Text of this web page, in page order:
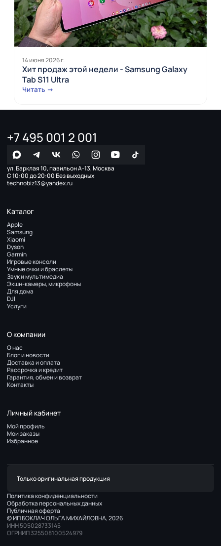
14 июня 2026 г.
Хит продаж этой недели - Samsung Galaxy
Tab S11 Ultra
Читать →
+7 495 001 2 001
ул. Барклая 10, павильон А-13, Москва
С 10:00 до 20:00 Без выходных
technobiz13@yandex.ru
Каталог
Apple
Samsung
Xiaomi
Dyson
Garmin
Игровые консоли
Умные очки и браслеты
Звук и мультимедиа
Экшн-камеры, микрофоны
Для дома
DJI
Услуги
О компании
О нас
Блог и новости
Доставка и оплата
Рассрочка и кредит
Гарантия, обмен и возврат
Контакты
Личный кабинет
Мой профиль
Мои заказы
Избранное
Только оригинальная продукция
Политика конфиденциальности
Обработка персональных данных
Публичная оферта
© ИП БОКЛАЧ ОЛЬГА МИХАЙЛОВНА, 2026
ИНН 505028733145
ОГРНИП 325508100524979